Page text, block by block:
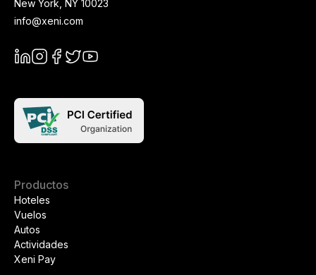
New York NY 10023
info@xeni.com
Productos
Hoteles
Vuelos
Autos
Actividades
Xeni Pay